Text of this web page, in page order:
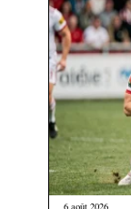
6 août 2026